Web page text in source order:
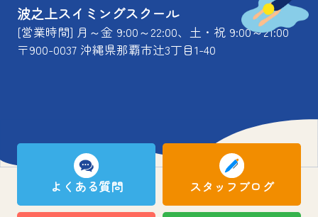
波之上スイミングスクール
[営業時間] 月～金 9:00～22:00、土・祝 9:00～21:00
〒900-0037 沖縄県那覇市辻3丁目1-40
よくある質問 スタッフブログ